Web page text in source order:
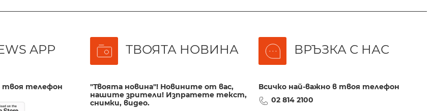
APP
твоя телефон
ТВОЯТА НОВИНА
"Твоята новина"! Новините от вас,
нашите зрители! Изпратете текст,
снимки, видео.
ВРЪЗКА С НАС
Всичко най-важно в твоя телефон
02 814 2100